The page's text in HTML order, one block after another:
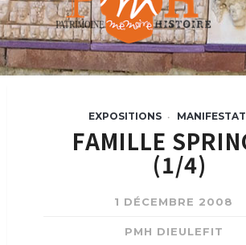
EXPOSITIONS •
FAMILLE
(1/4)
1 DÉCEMBRE 2008
PMH DIEULEFIT